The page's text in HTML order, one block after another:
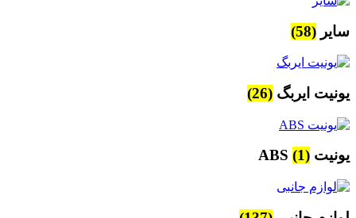
سایر (58)
یونیت ایربگ (26)
یونیت ABS (1)